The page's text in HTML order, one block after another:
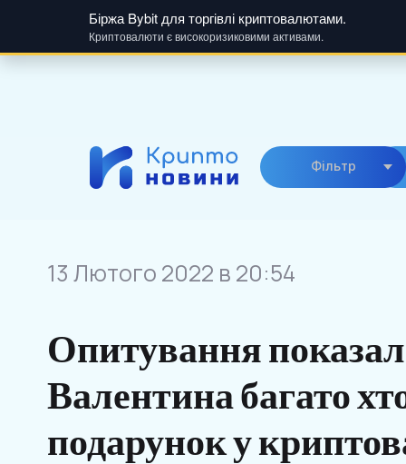
Біржа Bybit для торгівлі криптовалютами.
Криптовалюти є високоризиковими активами.
Фiльтр
13 Лютого 2022 в 20:54
Опитування
Валентина багато
подарунок у